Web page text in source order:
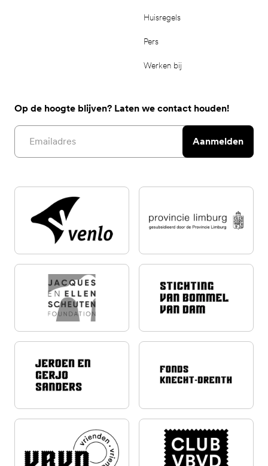
Huisregels
Pers
Werken bij
Op de hoogte blijven? Laten we contact houden!
Email address
Aanmelden